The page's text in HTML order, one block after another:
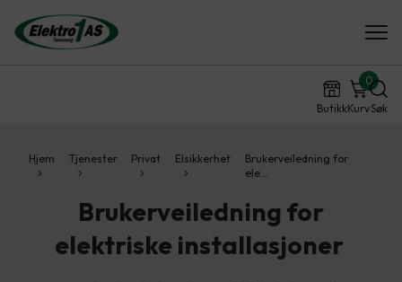
ButikkKurv
0
Søk
Hjem Tjenester Privat Elsikkerhet
Brukerveiledning for
ele…
Brukerveiledning for
elektriske installasjoner